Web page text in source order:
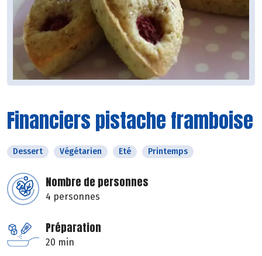
Financiers pistache framboise
Dessert Végétarien Eté Printemps
Nombre de personnes
4 personnes
Préparation
20 min